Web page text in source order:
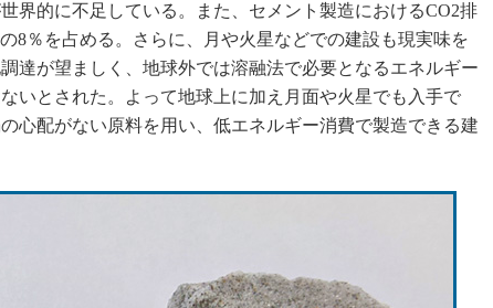
界的に不足している。また、セメント製造におけるCO2排
8％を占める。さらに、月や火星などでの建設も現実味を
達が望ましく、地球外では溶融法で必要となるエネルギー
いとされた。よって地球上に加え月面や火星でも入手で
心配がない原料を用い、低エネルギー消費で製造できる建